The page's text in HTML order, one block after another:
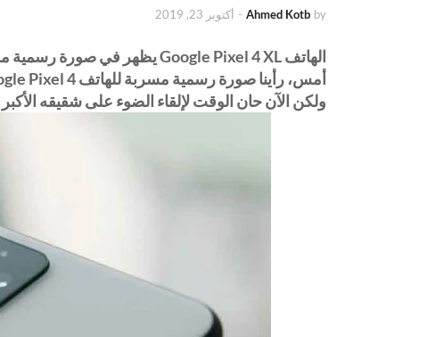
by
Ahmed Kotb
- أكتوبر 23, 2019
الهاتف Google Pixel 4 XL يظهر في صورة رسمية مسربة جديدة
ولكن الآن حان الوقت لإلقاء الضوء على شقيقه الأكبر Google Pixel 4 XL.